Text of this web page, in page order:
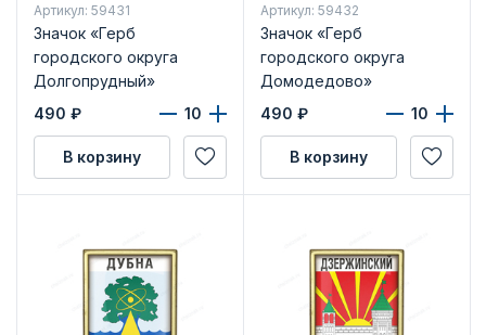
Артикул: 59431
Значок «Герб
городского округа
Долгопрудный»
490 ₽
В корзину
Артикул: 59432
Значок «Герб
городского округа
Домодедово»
490 ₽
В корзину